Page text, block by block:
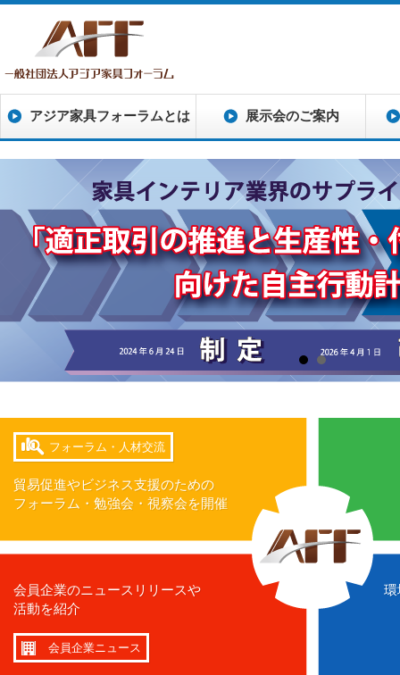
アジア家具フォーラムとは 展示会のご案内
貿易促進やビジネス支援のための
フォーラム・勉強会・視察会を開催
フォーラム・人材交流
会員企業のニュースリリースや
活動を紹介
会員企業ニュース
環